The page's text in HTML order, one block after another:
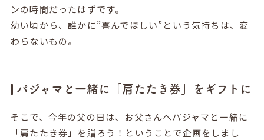
ンの時間だったはずです。
幼い頃から、誰かに”喜んでほしい”という気持ちは、変
わらないもの。
パジャマと一緒に「肩たたき券」をギフトに
そこで、今年の父の日は、お父さんへパジャマと一緒に
「肩たたき券」を贈ろう！ということで企画をしまし